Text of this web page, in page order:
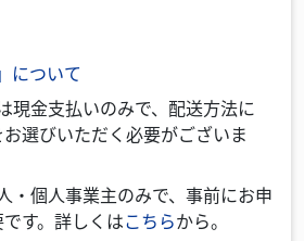
」について
お選びいただく必要がございま
す。詳しくはこちらから。